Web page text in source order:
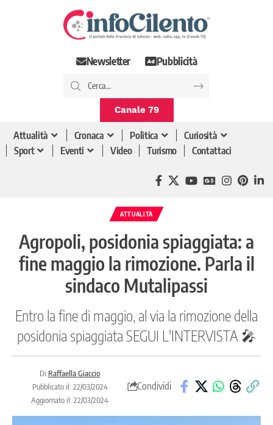
Newsletter Pubblicità
Canale 79
Attualità Cronaca Politica
Curiosità
Sport
Eventi Video Turismo Contattaci
ATTUALITÀ
Agropoli, posidonia spiaggiata: a
fine maggio la rimozione. Parla il
sindaco Mutalipassi
Entro la fine di maggio, al via la rimozione della
posidonia spiaggiata SEGUI L'INTERVISTA 🎤
Di:Raffaella Giaccio
Pubblicato il: 22/03/2024
Aggiornato il: 22/03/2024
Condividi